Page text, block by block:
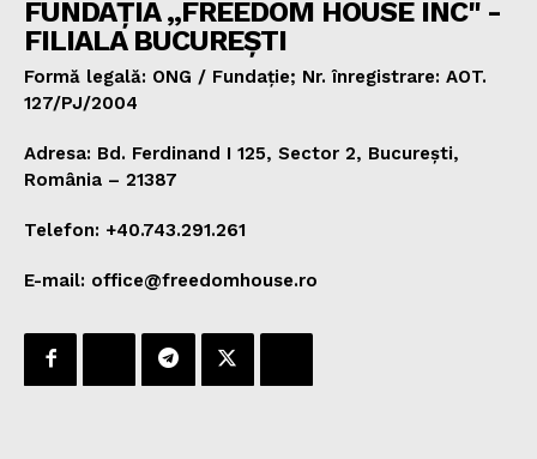
FUNDAȚIA „FREEDOM HOUSE INC" -
FILIALA BUCUREȘTI
Formă legală: ONG / Fundație; Nr. înregistrare: AOT.
127/PJ/2004
Adresa: Bd. Ferdinand I 125, Sector 2, București,
România – 21387
Telefon: +40.743.291.261
E-mail: office@freedomhouse.ro